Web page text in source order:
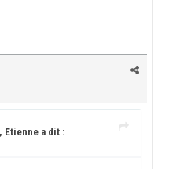
Etienne a dit :